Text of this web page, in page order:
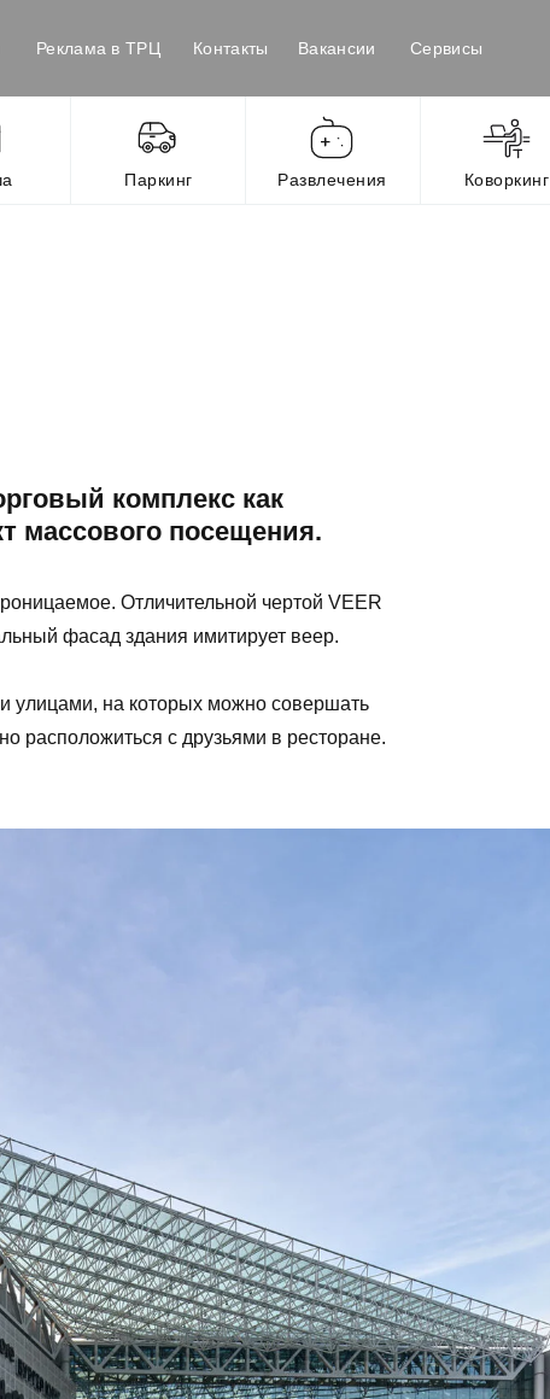
Паркинг Развлечения
Контакты
Реклама в ТРЦ
Коворкинг
Сервисы
Вакансии
комплекс как
массового посещения.
Отличительной чертой VEER
фасад здания имитирует веер.
улицами, на которых можно совершать
расположиться с друзьями в ресторане.